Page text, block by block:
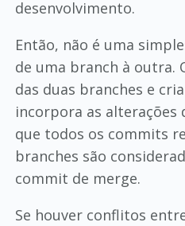
desenvolvimento.
Então, não é uma
de uma branch à outra.
das duas branches e
incorpora as alterações
que todos os commits
branches são
commit de merge.
Se houver conflitos